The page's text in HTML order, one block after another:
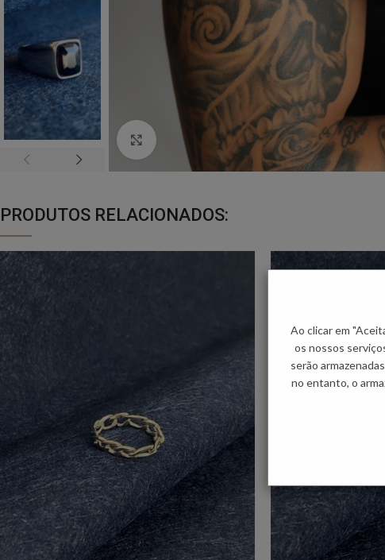
Click to enlarge
PRODUTOS RELACIONADOS:
Ao clicar em
os nossos
serão
no entanto, o